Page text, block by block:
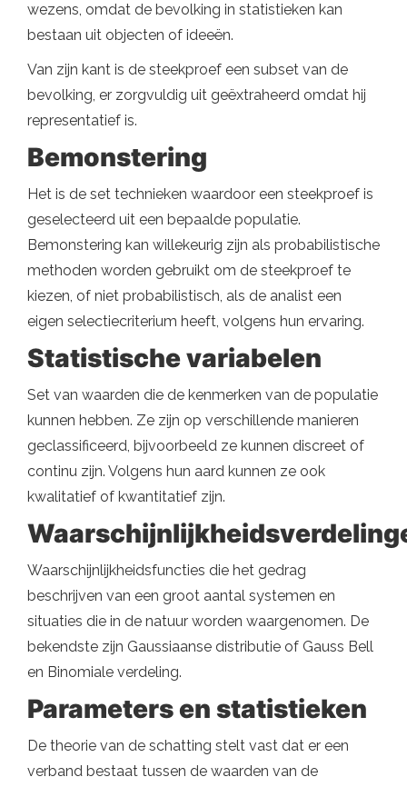
wezens, omdat de bevolking in statistieken kan
bestaan ​​uit objecten of ideeën.
Van zijn kant is de steekproef een subset van de
bevolking, er zorgvuldig uit geëxtraheerd omdat hij
representatief is.
Bemonstering
Het is de set technieken waardoor een steekproef is
geselecteerd uit een bepaalde populatie.
Bemonstering kan willekeurig zijn als probabilistische
methoden worden gebruikt om de steekproef te
kiezen, of niet probabilistisch, als de analist een
eigen selectiecriterium heeft, volgens hun ervaring.
Statistische variabelen
Set van waarden die de kenmerken van de populatie
kunnen hebben. Ze zijn op verschillende manieren
geclassificeerd, bijvoorbeeld ze kunnen discreet of
continu zijn. Volgens hun aard kunnen ze ook
kwalitatief of kwantitatief zijn.
Waarschijnlijkheidsfuncties die het gedrag
beschrijven van een groot aantal systemen en
situaties die in de natuur worden waargenomen. De
bekendste zijn Gaussiaanse distributie of Gauss Bell
en Binomiale verdeling.
Parameters en statistieken
De theorie van de schatting stelt vast dat er een
verband bestaat tussen de waarden van de